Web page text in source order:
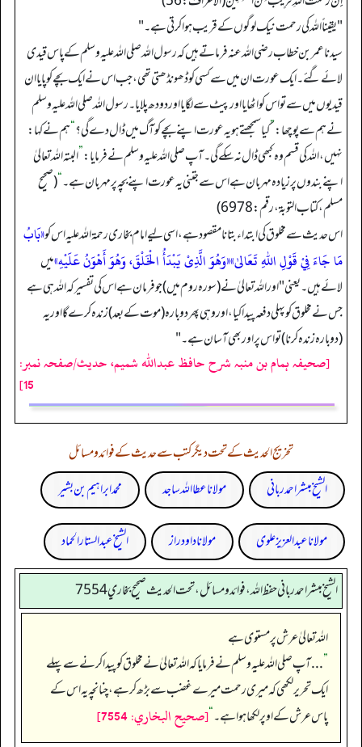
"یقیناً الله کی رحمت نیک لوگوں کے قریب ہوا کرتی ہے۔ "
سیدنا عمر بن خطاب رضی الله عنہ فرماتے ہیں کہ رسول الله صلی الله علیہ وسلم کے پاس قیدی
لائے گئے۔ ایک عورت ان میں سے کسی کو ڈھونڈھتی تھی، جب اس نے ایک بچے کو پایا ان
قیدیوں میں سے تو اس کو اٹھایا اور پیٹ سے لگایا اور دودھ پلایا۔ رسول الله صلی الله علیہ وسلم
نے ہم سے پوچھا:”کیا سمجھتے ہو یہ عورت اپنے بچے کو آگ میں ڈال دے گی؟“ہم نے کہا:
نہیں، الله کی قسم وہ کبھی ڈال نہ سکے گی۔ آپ صلی الله علیہ وسلم نے فرمایا:”البتہ الله تعالیٰ
اپنے بندوں پر زیادہ مہربان ہے اس سے جتنی یہ عورت اپنے بچہ پر مہربان ہے۔“(صحیح
مسلم، کتاب التوبة، رقم: 6978)
اس حدیث سے مخلوق کی ابتداء بتانا مقصود ہے، اسی لیے امام بخاری رحمة الله علیہ اس کو«بَابُ
مَا جَاءَ فِيْ قَوْلِ اللهِ تَعَالىٰ»«وَهُوَ الَّذِىْ يَبْدَأُ الْخَلْقَ، وَهُوَ أَهْوَنُ عَلَيْهِ»میں
لائے ہیں۔ یعنی "اور الله تعالىٰ نے (سورہ روم میں) جو فرمان ہے اس کی تفسیر کہ الله ہی ہے
جس نے مخلوق کو پہلی دفعہ پیدا کیا، اور وہی پھر دوبارہ (موت کے بعد) زندہ کرے گا اور یہ
(دوبارہ زندہ کرنا) تو اس پر اور بھی آسان ہے۔ "
[صحیفہ ہمام بن منبہ شرح حافظ عبداللہ شمیم، حدیث/صفحہ نمبر:
15]
تخریج الحدیث کے تحت دیگر کتب سے حدیث کے فوائد و مسائل
الشیخ مبشر احمد ربانی
مولانا عطا اللہ ساجد محمد ابراہیم بن بشیر
مولانا عبد العزیز علوی مولانا داود راز الشیخ عبدالستار الحماد
الشيخ مبشر احمد رباني حفظ الله، فوائد و مسائل، تحت الحديث صحيح بخاري 7554
اللہ تعالیٰ عرش پر مستوی ہے
”. . . آپ صلی اللہ علیہ وسلم نے فرمایا کہ اللہ تعالیٰ نے مخلوق کو پیدا کرنے سے پہلے
ایک تحریر لکھی کہ میری رحمت میرے غضب سے بڑھ کر ہے، چنانچہ یہ اس کے
پاس عرش کے اوپر لکھا ہوا ہے۔“[صحيح البخاري: 7554]